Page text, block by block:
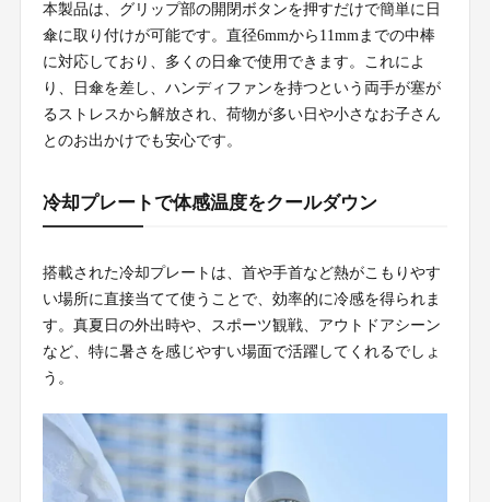
本製品は、グリップ部の開閉ボタンを押すだけで簡単に日
傘に取り付けが可能です。直径6mmから11mmまでの中棒
に対応しており、多くの日傘で使用できます。これによ
り、日傘を差し、ハンディファンを持つという両手が塞が
るストレスから解放され、荷物が多い日や小さなお子さん
とのお出かけでも安心です。
冷却プレートで体感温度をクールダウン
搭載された冷却プレートは、首や手首など熱がこもりやす
い場所に直接当てて使うことで、効率的に冷感を得られま
す。真夏日の外出時や、スポーツ観戦、アウトドアシーン
など、特に暑さを感じやすい場面で活躍してくれるでしょ
う。